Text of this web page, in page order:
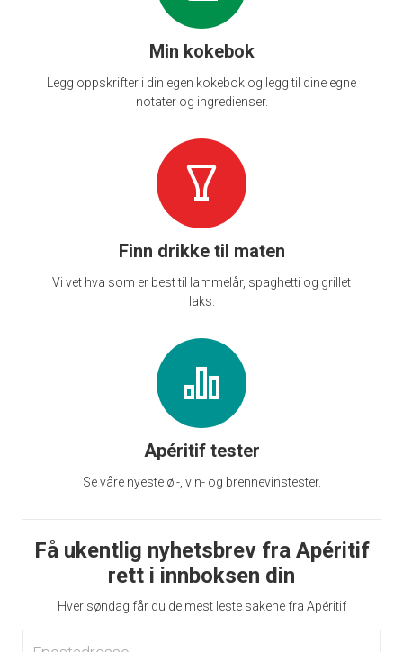
Min kokebok
Legg oppskrifter i din egen kokebok og legg til dine egne
notater og ingredienser.
Finn drikke til maten
Vi vet hva som er best til lammelår, spaghetti og grillet
laks.
Apéritif tester
Se våre nyeste øl-, vin- og brennevinstester.
Få ukentlig nyhetsbrev fra Apéritif
rett i innboksen din
Hver søndag får du de mest leste sakene fra Apéritif